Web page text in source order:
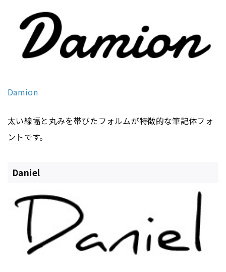
Damion
太い線幅と丸みを帯びたフォルムが特徴的な筆記体フォ
ントです。
Daniel